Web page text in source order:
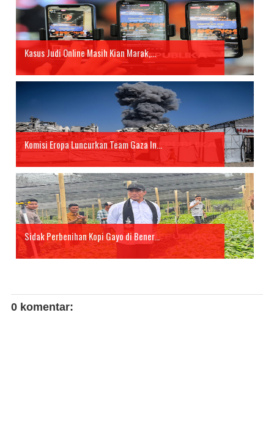
Kasus Judi Online Masih Kian Marak,...
Komisi Eropa Luncurkan Team Gaza In...
Sidak Perbenihan Kopi Gayo di Bener...
0 komentar: